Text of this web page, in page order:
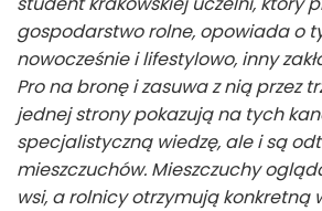
gospodarstwo rolne, opowiada o
nowocześnie i lifestylowo, inny
Pro na bronę i zasuwa z nią przez
jednej strony pokazują na tych
specjalistyczną wiedzę, ale i są
mieszczuchów. Mieszczuchy
wsi, a rolnicy otrzymują konkretną